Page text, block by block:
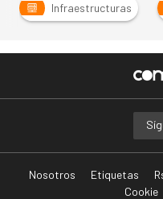
Infraestructuras
Nosotros Etiquetas
Cookie